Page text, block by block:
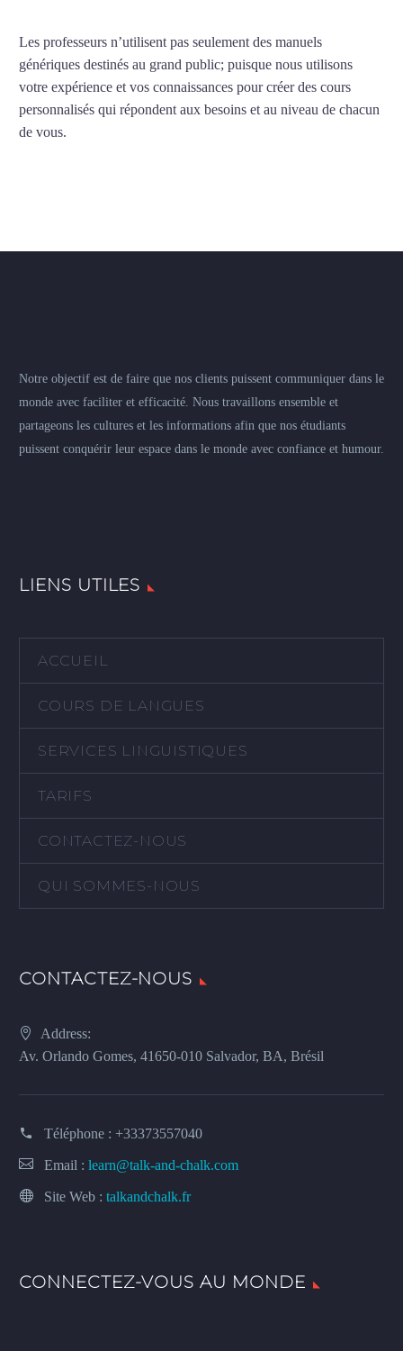
Les professeurs n’utilisent pas seulement des manuels
génériques destinés au grand public; puisque nous utilisons
votre expérience et vos connaissances pour créer des cours
personnalisés qui répondent aux besoins et au niveau de chacun
de vous.
Notre objectif est de faire que nos clients puissent communiquer dans le
monde avec faciliter et efficacité. Nous travaillons ensemble et
partageons les cultures et les informations afin que nos étudiants
puissent conquérir leur espace dans le monde avec confiance et humour.
LIENS UTILES
ACCUEIL
COURS DE LANGUES
SERVICES LINGUISTIQUES
TARIFS
CONTACTEZ-NOUS
QUI SOMMES-NOUS
CONTACTEZ-NOUS
Address:
Av. Orlando Gomes, 41650-010 Salvador, BA, Brésil
Téléphone : +33373557040
Email : learn@talk-and-chalk.com
Site Web : talkandchalk.fr
CONNECTEZ-VOUS AU MONDE